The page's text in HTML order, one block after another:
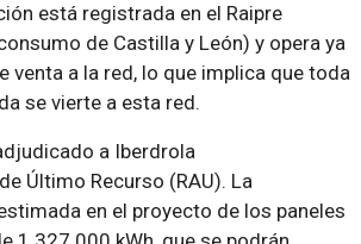
está registrada en el Raipre
de Castilla y León) y opera ya
venta a la red, lo que implica que toda
se vierte a esta red.
a Iberdrola
Último Recurso (RAU). La
en el proyecto de los paneles